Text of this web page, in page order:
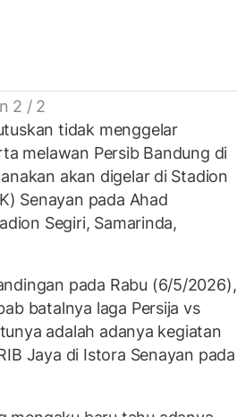
2 / 2
tidak menggelar
melawan Persib Bandung di
akan digelar di Stadion
Senayan pada Ahad
Segiri, Samarinda,
pada Rabu (6/5/2026),
batalnya laga Persija vs
adalah adanya kegiatan
Jaya di Istora Senayan pada